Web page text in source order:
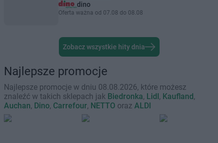
dino
Oferta ważna od 07.08 do 08.08
Zobacz wszystkie hity dnia
Najlepsze promocje
Najlepsze promocje w dniu 08.08.2026, które możesz
znaleźć w takich sklepach jak Biedronka, Lidl, Kaufland,
Auchan, Dino, Carrefour, NETTO oraz ALDI